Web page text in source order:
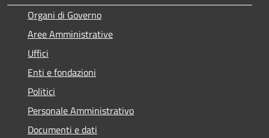
Organi di Governo
Aree Amministrative
Uffici
Enti e fondazioni
Politici
Personale Amministrativo
Documenti e dati